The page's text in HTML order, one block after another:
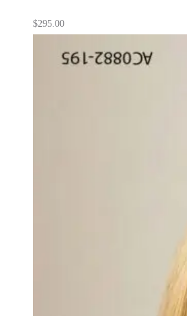
$295.00